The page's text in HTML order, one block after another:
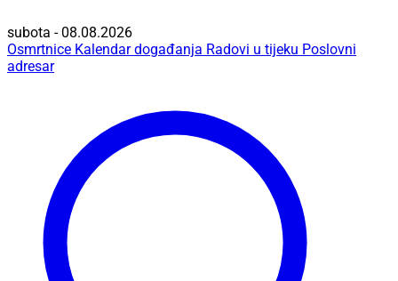
subota - 08.08.2026
Osmrtnice Kalendar događanja Radovi u tijeku Poslovni
adresar